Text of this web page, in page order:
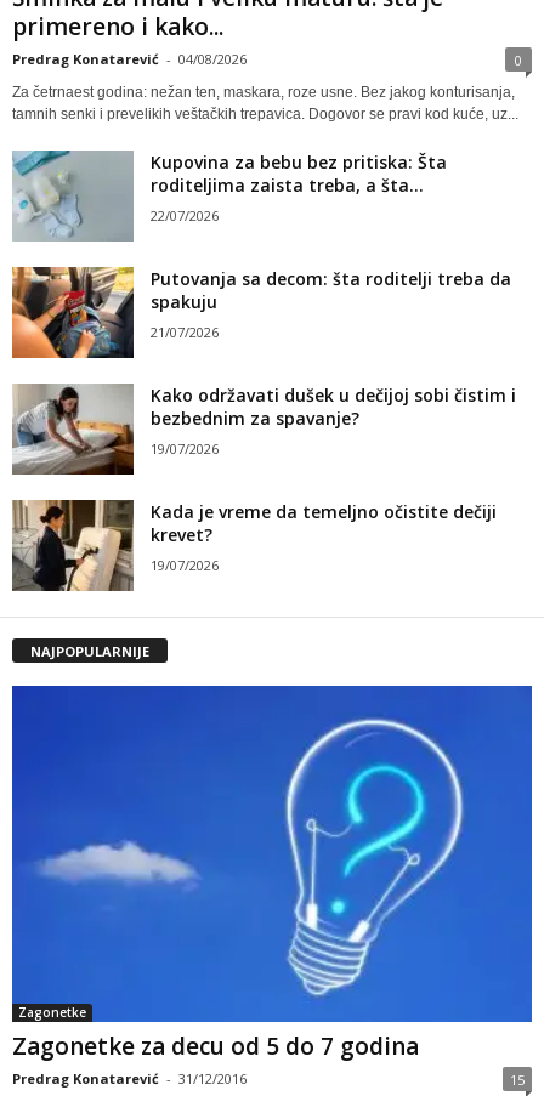
primereno i kako...
Predrag Konatarević - 04/08/2026 0
Za četrnaest godina: nežan ten, maskara, roze usne. Bez jakog konturisanja,
tamnih senki i prevelikih veštačkih trepavica. Dogovor se pravi kod kuće, uz...
Kupovina za bebu bez pritiska: Šta
roditeljima zaista treba, a šta...
22/07/2026
Putovanja sa decom: šta roditelji treba da
spakuju
21/07/2026
Kako održavati dušek u dečijoj sobi čistim i
bezbednim za spavanje?
19/07/2026
Kada je vreme da temeljno očistite dečiji
krevet?
19/07/2026
NAJPOPULARNIJE
Zagonetke
Zagonetke za decu od 5 do 7 godina
Predrag Konatarević - 31/12/2016 15